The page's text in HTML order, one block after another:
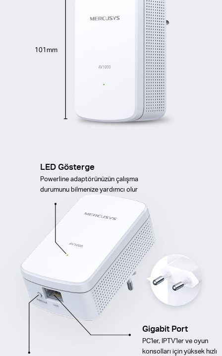
101mm
LED Gösterge
Powerline adaptörünüzün çalışma
durumunu bilmenize yardımcı olur
Gigabit Port
PC'ler, IPTV'ler ve oyun
konsolları için yüksek hızlı